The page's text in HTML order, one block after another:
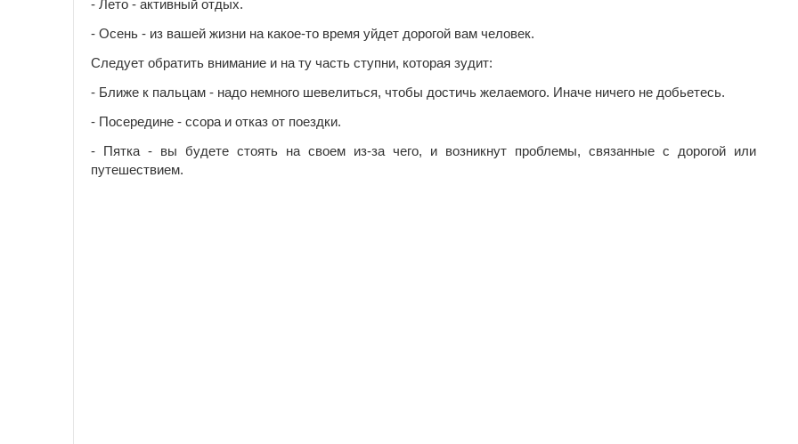
- Лето - активный отдых.
- Осень - из вашей жизни на какое-то время уйдет дорогой вам человек.
Следует обратить внимание и на ту часть ступни, которая зудит:
- Ближе к пальцам - надо немного шевелиться, чтобы достичь желаемого. Иначе ничего не добьетесь.
- Посередине - ссора и отказ от поездки.
- Пятка - вы будете стоять на своем из-за чего, и возникнут проблемы, связанные с дорогой или
путешествием.